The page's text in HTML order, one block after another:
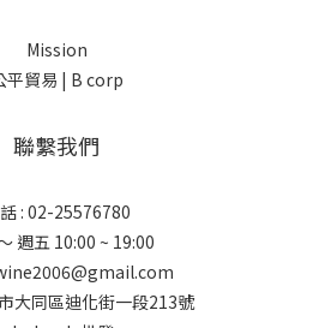
Mission
平貿易 | B corp
聯繫我們
: 02-25576780
週五 10:00 ~ 19:00
大同區迪化街一段213號